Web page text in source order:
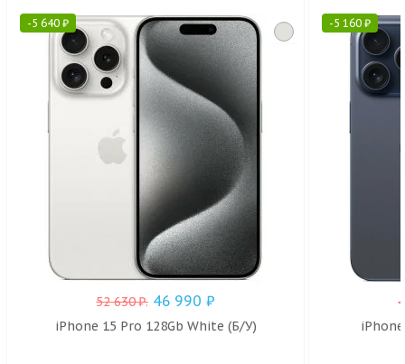
-5 640₽
52 630₽. 46 990 ₽
iPhone 15 Pro 128Gb White (Б/У)
-5 160₽